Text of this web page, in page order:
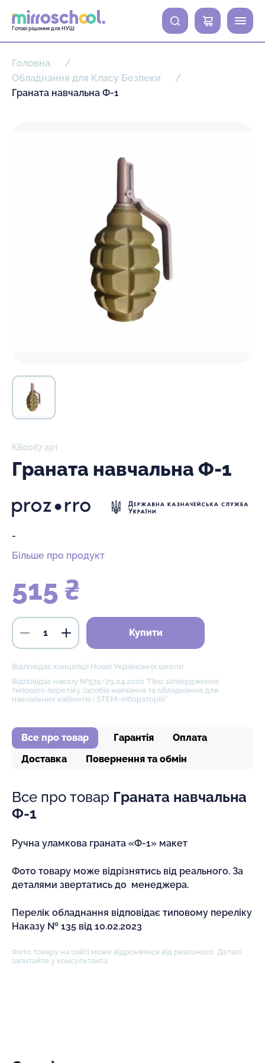
Готові рішення для НУШ
0
Головна
Обладнання для Класу Безпеки
Граната навчальна Ф-1
KB0067 арт
Граната навчальна Ф-1
-
Більше про продукт
515 ₴
Купити
Відповідає концепції Нової Української школи
Відповідає наказу №574/29.04.2020 "Про затвердження
типового переліку засобів навчання та обладнання для
навчальних кабінетів і STEM-лібораторій"
Все про товар Гарантія
Оплата
Доставка
Повернення та обмін
Все про товар Граната навчальна
Ф-1
Ручна уламкова граната «Ф-1» макет
Фото товару може відрізнятись від реального. За
деталями звертатись до менеджера.
Перелік обладнання відповідає типовому переліку
Наказу № 135 від 10.02.2023
Фото товару на сайті може відрізнятися від реального. Деталі
запитайте у консультанта.